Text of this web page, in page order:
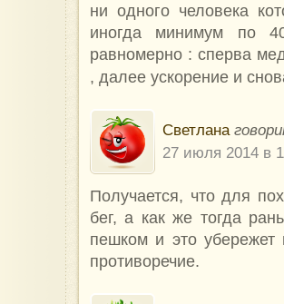
ни одного человека
иногда минимум по
равномерно : сперва
, далее ускорение и
Светлана
27 июля 2014 в
Получается, что для
бег, а как же тогда
пешком и это убережет
противоречие.